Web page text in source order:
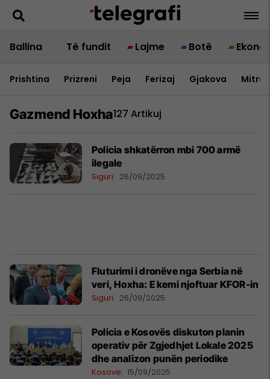
Ballina Të fundit Lajme Botë
Prishtina Prizreni Peja Ferizaj Gjakova
Gazmend Hoxha127 Artikuj
Policia shkatërron mbi 700 armë
ilegale
Siguri 26/09/2025
Fluturimi i dronëve nga Serbia në
veri, Hoxha: E kemi njoftuar KFOR-in
Siguri 26/09/2025
Policia e Kosovës diskuton planin
operativ për Zgjedhjet Lokale 2025
dhe analizon punën periodike
Kosovë 15/09/2025